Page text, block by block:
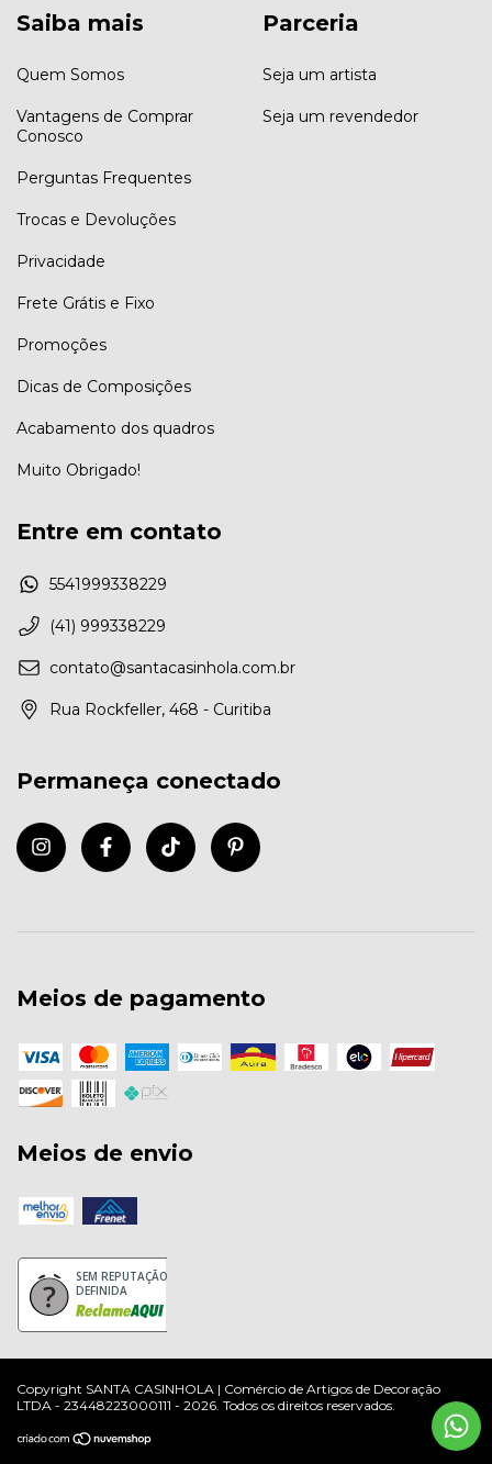
Saiba mais
Quem Somos
Vantagens de Comprar
Conosco
Perguntas Frequentes
Trocas e Devoluções
Privacidade
Frete Grátis e Fixo
Promoções
Dicas de Composições
Acabamento dos quadros
Muito Obrigado!
Parceria
Seja um artista
Seja um revendedor
Entre em contato
5541999338229
(41) 999338229
contato@santacasinhola.com.br
Rua Rockfeller, 468 - Curitiba
Permaneça conectado
Meios de pagamento
Meios de envio
SEM REPUTAÇÃO
DEFINIDA
Copyright SANTA CASINHOLA | Comércio de Artigos de Decoração
LTDA - 23448223000111 - 2026. Todos os direitos reservados.